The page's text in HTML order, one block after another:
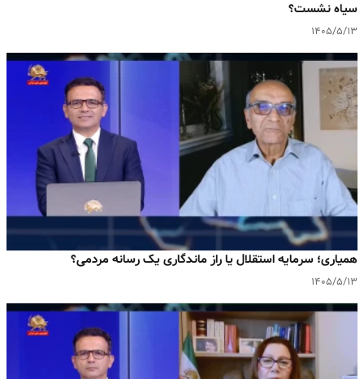
سیاه نشست؟
۱۴۰۵/۵/۱۳
همیاری؛ سرمایه استقلال یا راز ماندگاری یک رسانه مردمی؟
۱۴۰۵/۵/۱۳